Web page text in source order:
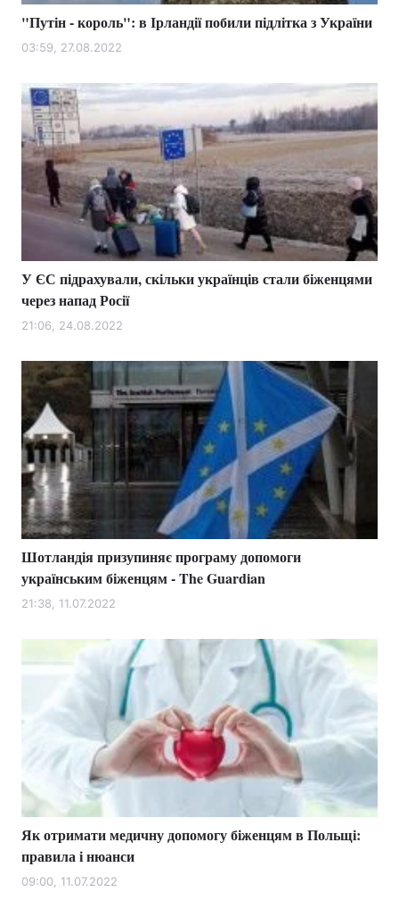
"Путін - король": в Ірландії побили підлітка з України
03:59, 27.08.2022
У ЄС підрахували, скільки українців стали біженцями
через напад Росії
21:06, 24.08.2022
Шотландія призупиняє програму допомоги
українським біженцям - The Guardian
21:38, 11.07.2022
Як отримати медичну допомогу біженцям в Польщі:
правила і нюанси
09:00, 11.07.2022